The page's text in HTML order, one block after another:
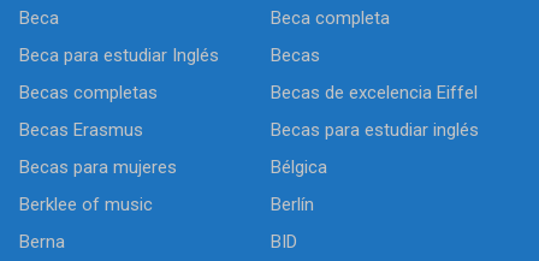
Beca
Beca completa
Beca para estudiar Inglés
Becas
Becas completas
Becas de excelencia Eiffel
Becas Erasmus
Becas para estudiar inglés
Becas para mujeres
Bélgica
Berklee of music
Berlín
Berna
BID